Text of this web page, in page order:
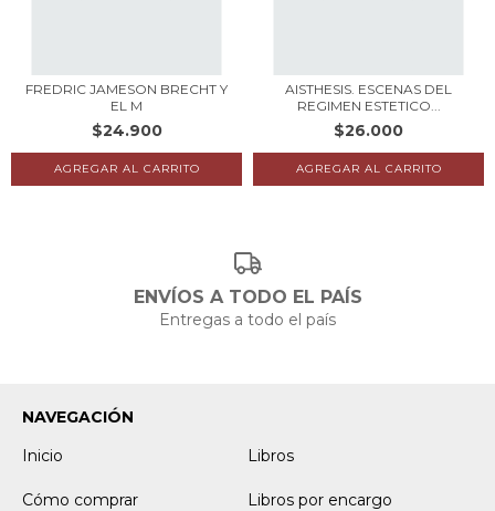
FREDRIC JAMESON BRECHT Y
EL M
$24.900
AISTHESIS. ESCENAS DEL
REGIMEN ESTETICO...
$26.000
ENVÍOS A TODO EL PAÍS
Entregas a todo el país
NAVEGACIÓN
Inicio
Libros
Cómo comprar Libros por encargo